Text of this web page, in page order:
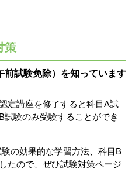
策
試験免除）を知っています
定講座を修了すると科目A試
験のみ受験することができ
の効果的な学習方法、科目B
たので、ぜひ試験対策ページ